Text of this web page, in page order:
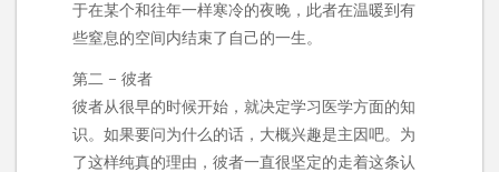
于在某个和往年一样寒冷的夜晚，此者在温暖到有
些窒息的空间内结束了自己的一生。
第二 – 彼者
彼者从很早的时候开始，就决定学习医学方面的知
识。如果要问为什么的话，大概兴趣是主因吧。为
了这样纯真的理由，彼者一直很坚定的走着这条认